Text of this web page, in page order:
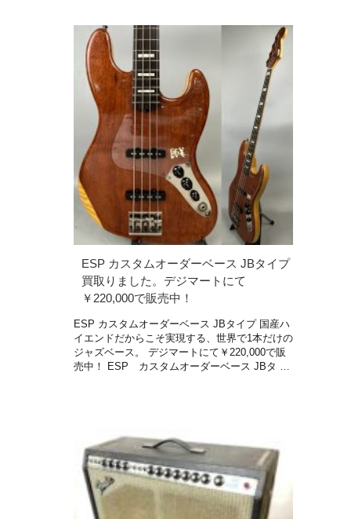
ESP カスタムオーダーベース JBタイプ
買取りました。デジマートにて
￥220,000で販売中！
ESP カスタムオーダーベース JBタイプ 国産ハ
イエンドだからこそ実現する、世界で1本だけの
ジャズベース。 デジマートにて￥220,000で販
売中！ ESP カスタムオーダーベース JBタ …